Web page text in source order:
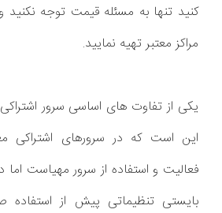
کنید تنها به مسئله قیمت توجه نکنید
مراکز معتبر تهیه نمایید.
یکی از تفاوت های اساسی سرور
این است که در سرورهای اشتراکی
فعالیت و استفاده از سرور مهیاست
بایستی تنظیماتی پیش از استفاده